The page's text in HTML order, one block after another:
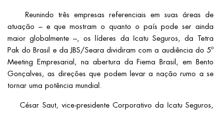
Reunindo três empresas referenciais em suas áreas de
atuação – e que mostram o quanto o país pode ser ainda
maior globalmente –, os líderes da Icatu Seguros, da Tetra
Pak do Brasil e da JBS/Seara dividiram com a audiência do 5º
Meeting Empresarial, na abertura da Fiema Brasil, em Bento
Gonçalves, as direções que podem levar a nação rumo a se
tornar uma potência mundial.
César Saut, vice-presidente Corporativo da Icatu Seguros,